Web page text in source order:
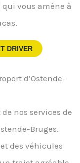
vous amène à
DRIVER
d’Ostende-
nos services de
Bruges.
des véhicules